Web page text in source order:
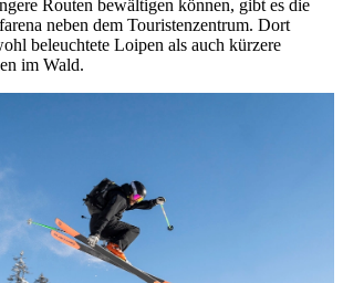
Routen bewältigen können, gibt es die
neben dem Touristenzentrum. Dort
beleuchtete Loipen als auch kürzere
im Wald.